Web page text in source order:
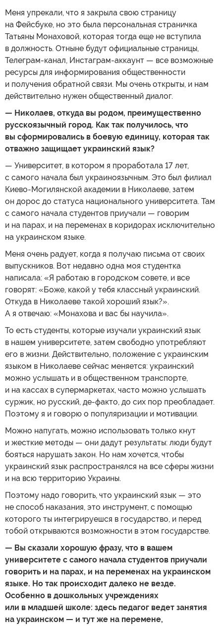
Меня упрекали, что я закрыла свою страницу
на Фейсбуке, но это была персональная страничка
Татьяны Монаховой, которая тогда еще не вступила
в должность. Отныне будут официальные страницы,
Телеграм-канал, Инстаграм-аккаунт — все возможные
ресурсы для информирования общественности
и получения обратной связи. Мы очень открыты, и нам
действительно нужен общественный диалог.
— Николаев, откуда вы родом, преимущественно
русскоязычный город. Как так получилось, что
вы сформировались в боевую единицу, которая так
отважно защищает украинский язык?
— Университет, в котором я проработала 17 лет,
с самого начала был украиноязычным. Это был филиал
Киево-Могилянской академии в Николаеве, затем
он дорос до статуса национального университета. Там
с самого начала студентов приучали — говорим
и на парах, и на переменах в коридорах исключительно
на украинском языке.
Меня очень радует, когда я получаю письма от своих
выпускников. Вот недавно одна моя студентка
написала: «Я работаю в городском совете, и все
говорят: «Боже, какой у тебя классный украинский.
Откуда в Николаеве такой хороший язык?».
А я отвечаю: «Монахова и вас бы научила».
То есть студенты, которые изучали украинский язык
в нашем университете, затем свободно употребляют
его в жизни. Действительно, положение с украинским
языком в Николаеве сейчас меняется: украинский
можно услышать и в общественном транспорте,
и на кассах в супермаркетах, часто можно услышать
суржик, но русский, де-факто, до сих пор преобладает.
Поэтому я и говорю о популяризации и мотивации.
Можно напугать, можно использовать только кнут
и жесткие методы — они дадут результаты: люди будут
бояться нарушать закон. Но нам хочется, чтобы
украинский язык распространялся на все сферы жизни
и на всю территорию Украины.
Поэтому надо говорить, что украинский язык — это
не способ наказания, это инструмент, с помощью
которого ты интегрируешся в государство, и перед
тобой открываются возможности в этом государстве.
— Вы сказали хорошую фразу, что в вашем
университете с самого начала студентов приучали
говорить и на парах, и на переменах на украинском
языке. Но так происходит далеко не везде.
Особенно в дошкольных учреждениях
или в младшей школе: здесь педагог ведет занятия
на украинском — и тут же на перемене,